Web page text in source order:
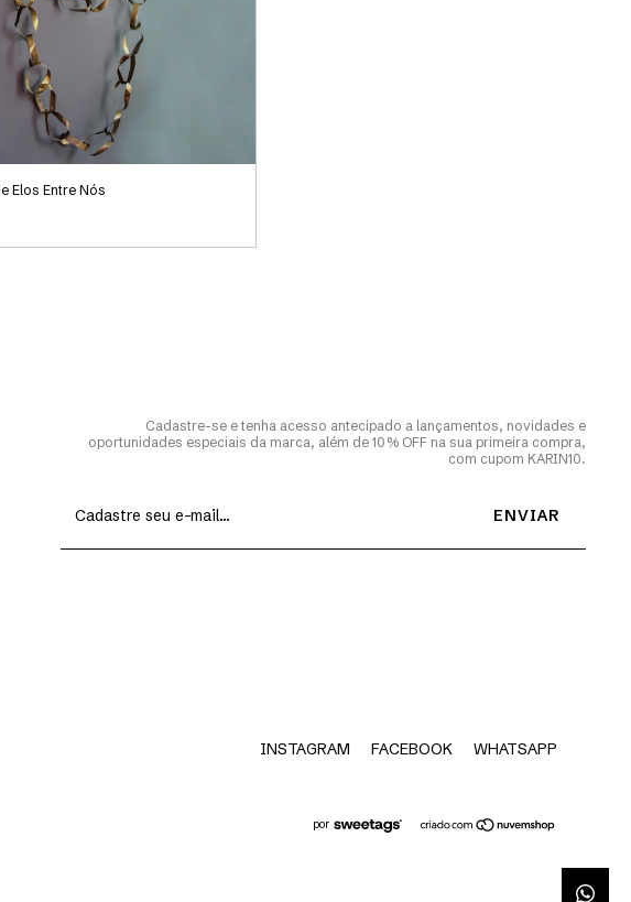
Elos Entre Nós
Cadastre-se e tenha acesso antecipado a lançamentos, novidades e
oportunidades especiais da marca, além de 10% OFF na sua primeira compra,
com cupom KARIN10.
INSTAGRAM FACEBOOK WHATSAPP
por